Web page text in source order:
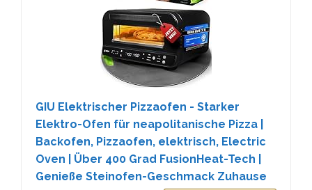
GIU Elektrischer Pizzaofen - Starker
Elektro-Ofen für neapolitanische Pizza |
Backofen, Pizzaofen, elektrisch, Electric
Oven | Über 400 Grad FusionHeat-Tech |
Genieße Steinofen-Geschmack Zuhause